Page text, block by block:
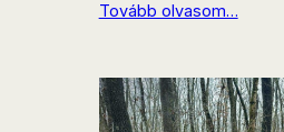
Tovább olvasom…